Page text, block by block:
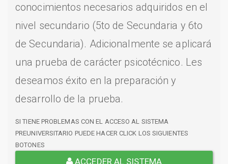
conocimientos necesarios adquiridos en el
nivel secundario (5to de Secundaria y 6to
de Secundaria). Adicionalmente se aplicará
una prueba de carácter psicotécnico. Les
deseamos éxito en la preparación y
desarrollo de la prueba.
SI TIENE PROBLEMAS CON EL ACCESO AL SISTEMA
PREUNIVERSITARIO PUEDE HACER CLICK LOS SIGUIENTES
BOTONES
ACCEDER AL SISTEMA